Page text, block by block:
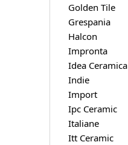
Golden Tile
Grespania
Halcon
Impronta
Idea Ceramica
Indie
Import
Ipc Ceramic
Italiane
Itt Ceramic